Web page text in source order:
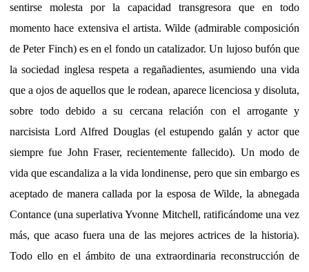
sentirse molesta por la capacidad transgresora que en todo
momento hace extensiva el artista. Wilde (admirable composición
de Peter Finch) es en el fondo un catalizador. Un lujoso bufón que
la sociedad inglesa respeta a regañadientes, asumiendo una vida
que a ojos de aquellos que le rodean, aparece licenciosa y disoluta,
sobre todo debido a su cercana relación con el arrogante y
narcisista Lord Alfred Douglas (el estupendo galán y actor que
siempre fue John Fraser, recientemente fallecido). Un modo de
vida que escandaliza a la vida londinense, pero que sin embargo es
aceptado de manera callada por la esposa de Wilde, la abnegada
Contance (una superlativa Yvonne Mitchell, ratificándome una vez
más, que acaso fuera una de las mejores actrices de la historia).
Todo ello en el ámbito de una extraordinaria reconstrucción de